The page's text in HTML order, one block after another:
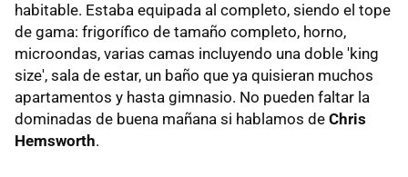
habitable. Estaba equipada al completo, siendo el tope
de gama: frigorífico de tamaño completo, horno,
microondas, varias camas incluyendo una doble 'king
size', sala de estar, un baño que ya quisieran muchos
apartamentos y hasta gimnasio. No pueden faltar la
dominadas de buena mañana si hablamos de Chris
Hemsworth.